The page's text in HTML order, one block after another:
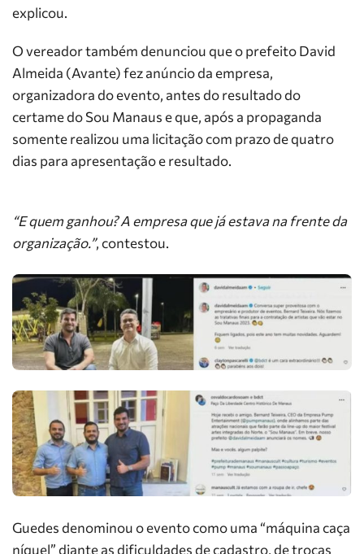
explicou.
O vereador também denunciou que o prefeito David
Almeida (Avante) fez anúncio da empresa,
organizadora do evento, antes do resultado do
certame do Sou Manaus e que, após a propaganda
somente realizou uma licitação com prazo de quatro
dias para apresentação e resultado.
“E quem ganhou? A empresa que já estava na frente da
organização.”, contestou.
Guedes denominou o evento como uma “máquina caça
níquel” diante as dificuldades de cadastro, de trocas